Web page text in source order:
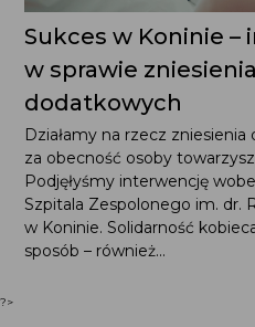
Sukces w Koninie
w sprawie
dodatkowych
Działamy na rzecz
za obecność osoby
Podjęłyśmy interwencję
Szpitala Zespolonego im. dr.
w Koninie. Solidarność
sposób – również...
?>